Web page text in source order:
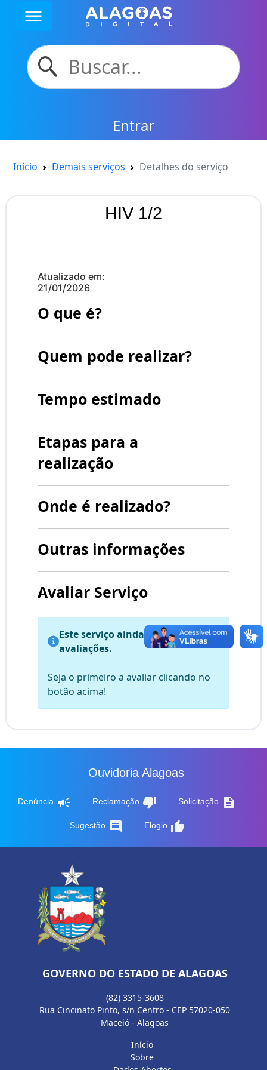
menu
Entrar
Início Demais serviços Detalhes do serviço
HIV 1/2
Atualizado em:
21/01/2026
O que é?
Quem pode realizar?
Tempo estimado
Etapas para a
realização
Onde é realizado?
Outras informações
Avaliar Serviço
Este serviço ainda não possui
avaliações.
Seja o primeiro a avaliar clicando no
botão acima!
Ouvidoria Alagoas
Denúncia campaign Reclamação thumb_down Solicitação description
Sugestão comment Elogio thumb_up
GOVERNO DO ESTADO DE ALAGOAS
(82) 3315-3608
Rua Cincinato Pinto, s/n Centro - CEP 57020-050
Maceió - Alagoas
Início
Sobre